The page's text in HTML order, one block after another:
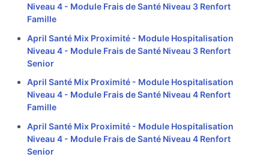
Niveau 4 - Module Frais de Santé Niveau 3 Renfort
Famille
April Santé Mix Proximité - Module Hospitalisation
Niveau 4 - Module Frais de Santé Niveau 3 Renfort
Senior
April Santé Mix Proximité - Module Hospitalisation
Niveau 4 - Module Frais de Santé Niveau 4 Renfort
Famille
April Santé Mix Proximité - Module Hospitalisation
Niveau 4 - Module Frais de Santé Niveau 4 Renfort
Senior